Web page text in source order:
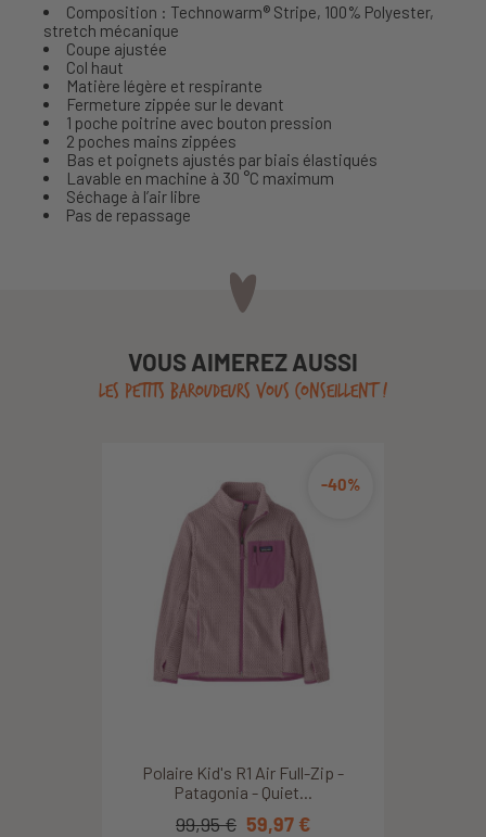
Composition : Technowarm® Stripe, 100% Polyester,
stretch mécanique
Coupe ajustée
Col haut
Matière légère et respirante
Fermeture zippée sur le devant
1 poche poitrine avec bouton pression
2 poches mains zippées
Bas et poignets ajustés par biais élastiqués
Lavable en machine à 30 °C maximum
Séchage à l’air libre
Pas de repassage
VOUS AIMEREZ AUSSI
LES PETITS BAROUDEURS VOUS CONSEILLENT !
Polaire Kid's R1 Air Full-Zip -
Patagonia - Quiet...
-40%
99,95 € 59,97 €